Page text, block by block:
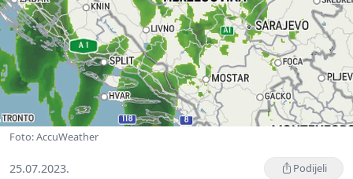
Foto: AccuWeather
25.07.2023. Podijeli